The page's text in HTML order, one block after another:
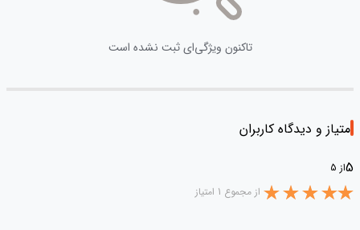
تاکنون ویژگی‌ای ثبت نشده است
امتیاز و دیدگاه کاربران
5از 5
از مجموع 1 امتیاز